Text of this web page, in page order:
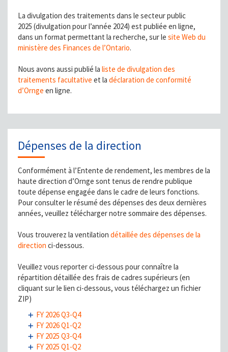
La divulgation des traitements dans le secteur public
2025 (divulgation pour l’année 2024) est publiée en ligne,
dans un format permettant la recherche, sur le site Web du
ministère des Finances de l’Ontario.
Nous avons aussi publié la liste de divulgation des
traitements facultative et la déclaration de conformité
d’Ornge en ligne.
Dépenses de la direction
Conformément à l’Entente de rendement, les membres de la
haute direction d’Ornge sont tenus de rendre publique
toute dépense engagée dans le cadre de leurs fonctions.
Pour consulter le résumé des dépenses des deux dernières
années, veuillez télécharger notre sommaire des dépenses.
Vous trouverez la ventilation détaillée des dépenses de la
direction ci-dessous.
Veuillez vous reporter ci-dessous pour connaître la
répartition détaillée des frais de cadres supérieurs (en
cliquant sur le lien ci-dessous, vous téléchargez un fichier
ZIP)
FY 2026 Q3-Q4
FY 2026 Q1-Q2
FY 2025 Q3-Q4
FY 2025 Q1-Q2